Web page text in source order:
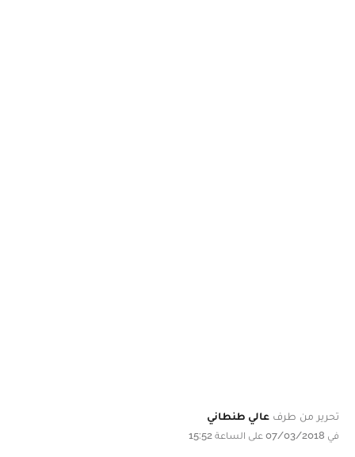
تحرير من طرف عالي طنطاني
في 07/03/2018 على الساعة 15:52